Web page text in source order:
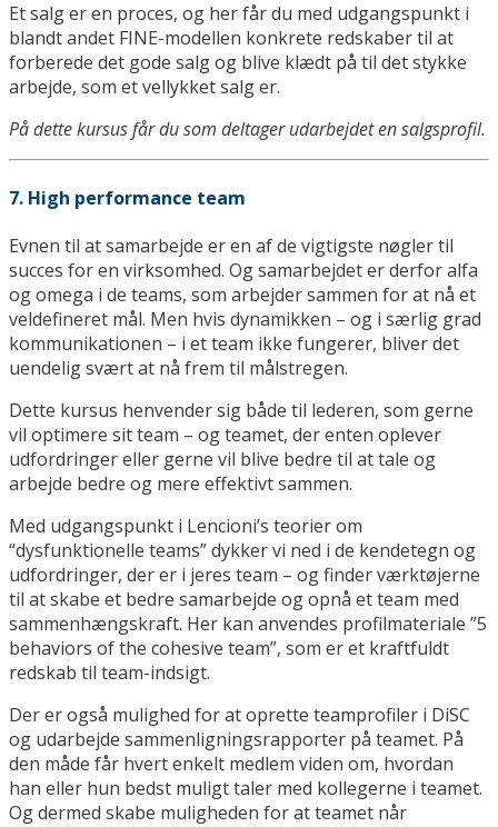
Et salg er en proces, og her får du med udgangspunkt i
blandt andet FINE-modellen konkrete redskaber til at
forberede det gode salg og blive klædt på til det stykke
arbejde, som et vellykket salg er.
På dette kursus får du som deltager udarbejdet en salgsprofil.
7. High performance team
Evnen til at samarbejde er en af de vigtigste nøgler til
succes for en virksomhed. Og samarbejdet er derfor alfa
og omega i de teams, som arbejder sammen for at nå et
veldefineret mål. Men hvis dynamikken – og i særlig grad
kommunikationen – i et team ikke fungerer, bliver det
uendelig svært at nå frem til målstregen.
Dette kursus henvender sig både til lederen, som gerne
vil optimere sit team – og teamet, der enten oplever
udfordringer eller gerne vil blive bedre til at tale og
arbejde bedre og mere effektivt sammen.
Med udgangspunkt i Lencioni’s teorier om
“dysfunktionelle teams” dykker vi ned i de kendetegn og
udfordringer, der er i jeres team – og finder værktøjerne
til at skabe et bedre samarbejde og opnå et team med
sammenhængskraft. Her kan anvendes profilmateriale ”5
behaviors of the cohesive team”, som er et kraftfuldt
redskab til team-indsigt.
Der er også mulighed for at oprette teamprofiler i DiSC
og udarbejde sammenligningsrapporter på teamet. På
den måde får hvert enkelt medlem viden om, hvordan
han eller hun bedst muligt taler med kollegerne i teamet.
Og dermed skabe muligheden for at teamet når